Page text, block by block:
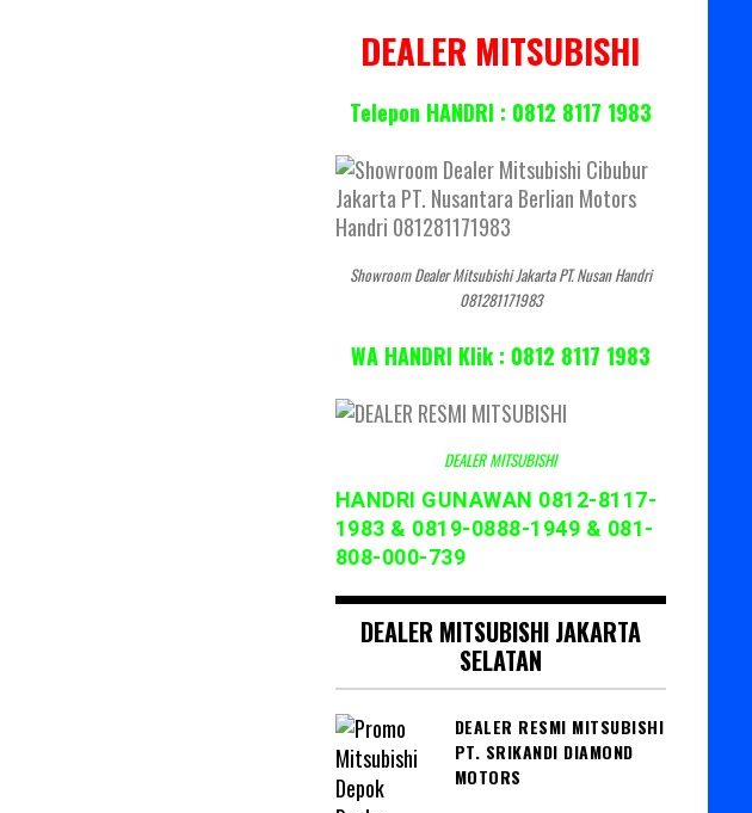
DEALER MITSUBISHI
Telepon HANDRI : 0812 8117 1983
Showroom Dealer Mitsubishi Jakarta PT. Nusan Handri
081281171983
WA HANDRI Klik : 0812 8117 1983
DEALER MITSUBISHI
HANDRI GUNAWAN 0812-8117-
1983 & 0819-0888-1949 & 081-
808-000-739
DEALER MITSUBISHI JAKARTA
SELATAN
DEALER RESMI MITSUBISHI
PT. SRIKANDI DIAMOND
MOTORS